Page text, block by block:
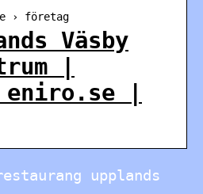
› företag
Väsby
|
|
upplands